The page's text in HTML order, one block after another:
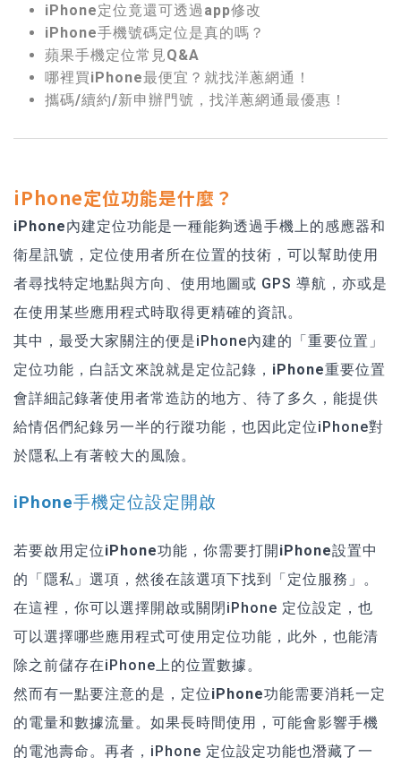
iPhone定位竟還可透過app修改
iPhone手機號碼定位是真的嗎？
蘋果手機定位常見Q&A
哪裡買iPhone最便宜？就找洋蔥網通！
攜碼/續約/新申辦門號，找洋蔥網通最優惠！
iPhone定位功能是什麼？
iPhone內建定位功能是一種能夠透過手機上的感應器和
衛星訊號，定位使用者所在位置的技術 ，可以幫助使用
者尋找特定地點與方向、使用地圖或 GPS 導航，亦或是
在使用某些應用程式時取得更精確的資訊。
其中，最受大家關注的便是iPhone內建的「重要位置」
定位功能，白話文來說就是定位記錄， iPhone重要位置
會詳細記錄著使用者常造訪的地方、待了多久，能提供
給情侶們紀錄另一半的行蹤功能 ，也因此定位iPhone對
於隱私上有著較大的風險。
iPhone手機定位設定開啟
若要啟用定位iPhone功能，你需要打開iPhone設置中
的「隱私」選項，然後在該選項下找到「定位服務」。
在這裡，你可以選擇開啟或關閉iPhone 定位設定，也
可以選擇哪些應用程式可使用定位功能，此外，也能清
除之前儲存在iPhone上的位置數據。
然而有一點要注意的是， 定位iPhone功能需要消耗一定
的電量和數據流量。如果長時間使用，可能會影響手機
的電池壽命。再者，iPhone 定位設定功能也潛藏了一